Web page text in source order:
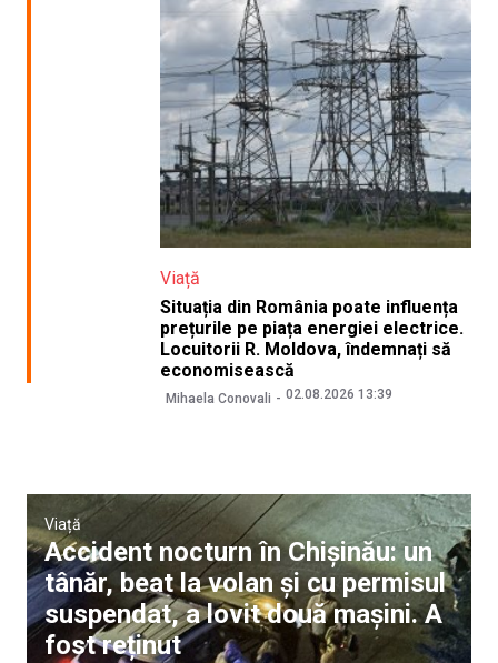
Viață
Situația din România poate influența
prețurile pe piața energiei electrice.
Locuitorii R. Moldova, îndemnați să
economisească
Mihaela Conovali 02.08.2026 13:39
Viață
Accident nocturn în Chișinău: un
tânăr, beat la volan și cu permisul
suspendat, a lovit două mașini. A
fost reținut